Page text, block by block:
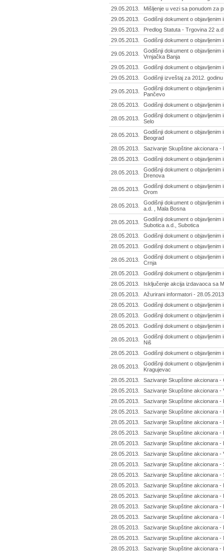
29.05.2013.
Mišljenje u vezi sa ponudom za
29.05.2013.
Godišnji dokument o objavljenim
29.05.2013.
Predlog Statuta - Trgovina 22
29.05.2013.
Godišnji dokument o
29.05.2013.
Godišnji dokument o
Vrnjačka Banja
29.05.2013.
Godišnji dokument o objavljenim
29.05.2013.
Godišnji izveštaj za 2012.
29.05.2013.
Godišnji dokument o objavljenim
Pančevo
28.05.2013.
Godišnji dokument o
28.05.2013.
Godišnji dokument o objavljenim
Selo
28.05.2013.
Godišnji dokument o
Beograd
28.05.2013.
Sazivanje Skupštine akcionara -
28.05.2013.
Godišnji dokument o objavljenim
28.05.2013.
Godišnji dokument o objavljenim
Drenova
28.05.2013.
Godišnji dokument o objavljenim
Orom
28.05.2013.
Godišnji dokument o
a.d. , Mala Bosna
28.05.2013.
Godišnji dokument o
Subotica a.d., Subotica
28.05.2013.
Godišnji dokument o objavljenim
28.05.2013.
Godišnji dokument o
28.05.2013.
Godišnji dokument o objavljenim
Crnja
28.05.2013.
Godišnji dokument o objavljenim
28.05.2013.
Isključenje akcija izdavaoca sa
28.05.2013.
Ažurirani informatori - 28.05.2013
28.05.2013.
Godišnji dokument o objavljenim
28.05.2013.
Godišnji dokument o
28.05.2013.
Godišnji dokument o objavljenim
28.05.2013.
Godišnji dokument o objavljenim
Niš
28.05.2013.
Godišnji dokument o objavljenim
28.05.2013.
Godišnji dokument o objavljenim
Kragujevac
28.05.2013.
Sazivanje Skupštine akcionara -
28.05.2013.
Sazivanje Skupštine akcionara -
28.05.2013.
Sazivanje Skupštine akcionara -
28.05.2013.
Sazivanje Skupštine akcionara
28.05.2013.
Sazivanje Skupštine akcionara -
28.05.2013.
Sazivanje Skupštine akcionara -
28.05.2013.
Sazivanje Skupštine akcionara -
28.05.2013.
Sazivanje Skupštine akcionara -
28.05.2013.
Sazivanje Skupštine akcionara -
28.05.2013.
Sazivanje Skupštine akcionara -
28.05.2013.
Sazivanje Skupštine akcionara -
28.05.2013.
Sazivanje Skupštine akcionara -
28.05.2013.
Sazivanje Skupštine akcionara -
28.05.2013.
Sazivanje Skupštine akcionara -
28.05.2013.
Sazivanje Skupštine akcionara -
28.05.2013.
Sazivanje Skupštine akcionara -
28.05.2013.
Sazivanje Skupštine akcionara -